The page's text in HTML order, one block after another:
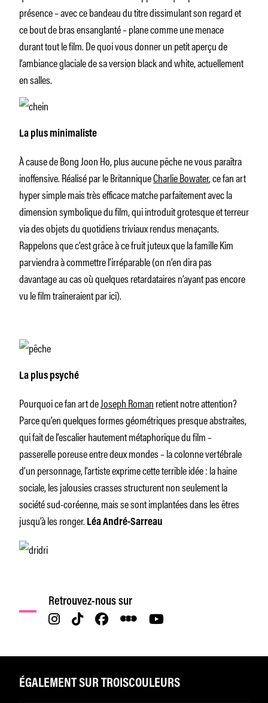
présence – avec ce bandeau du titre dissimulant son regard et
ce bout de bras ensanglanté – plane comme une menace
durant tout le film. De quoi vous donner un petit aperçu de
l’ambiance glaciale de sa version black and white, actuellement
en salles.
La plus minimaliste
À cause de Bong Joon Ho, plus aucune pêche ne vous paraîtra
inoffensive. Réalisé par le BritanniqueCharlie Bowater, ce fan art
hyper simple mais très efficace matche parfaitement avec la
dimension symbolique du film, qui introduit grotesque et terreur
via des objets du quotidiens triviaux rendus menaçants.
Rappelons que c’est grâce à ce fruit juteux que la famille Kim
parviendra à commettre l’irréparable (on n’en dira pas
davantage au cas où quelques retardataires n’ayant pas encore
vu le film traîneraient par ici).
La plus psyché
Pourquoi ce fan art deJoseph Romanretient notre attention?
Parce qu’en quelques formes géométriques presque abstraites,
qui fait de l’escalier hautement métaphorique du film –
passerelle poreuse entre deux mondes – la colonne vertébrale
d’un personnage, l’artiste exprime cette terrible idée : la haine
sociale, les jalousies crasses structurent non seulement la
société sud-coréenne, mais se sont implantées dans les êtres
jusqu’à les ronger. Léa André-Sarreau
Retrouvez-nous sur
ÉGALEMENT SUR TROISCOULEURS